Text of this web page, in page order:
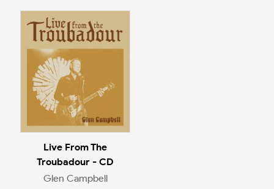
Live From The
Troubadour - CD
Glen Campbell